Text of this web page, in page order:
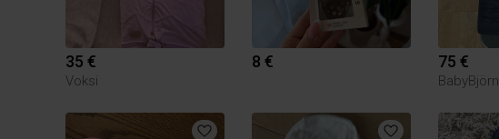
35 €
Voksi
8 € 75 €
BabyBjörn